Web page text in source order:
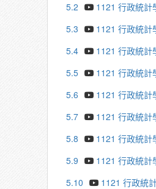
5.2
1121 行政統
5.3
1121 行政統
5.4
1121 行政統
5.5
1121 行政統
5.6
1121 行政統
5.7
1121 行政統
5.8
1121 行政統
5.9
1121 行政統
5.10
1121 行政統